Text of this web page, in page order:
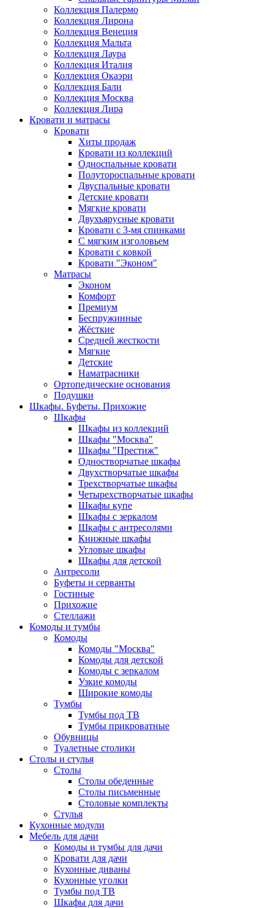
Коллекция Палермо
Коллекция Лирона
Коллекция Венеция
Коллекция Мальта
Коллекция Лаура
Коллекция Италия
Коллекция Окаэри
Коллекция Бали
Коллекция Москва
Коллекция Лира
Кровати и матрасы
Кровати
Хиты продаж
Кровати из коллекций
Односпальные кровати
Полутороспальные кровати
Двуспальные кровати
Детские кровати
Мягкие кровати
Двухъярусные кровати
Кровати с 3-мя спинками
С мягким изголовьем
Кровати с ковкой
Кровати "Эконом"
Матрасы
Эконом
Комфорт
Премиум
Беспружинные
Жёсткие
Средней жесткости
Мягкие
Детские
Наматрасники
Ортопедические основания
Подушки
Шкафы. Буфеты. Прихожие
Шкафы
Шкафы из коллекций
Шкафы "Москва"
Шкафы "Престиж"
Одностворчатые шкафы
Двухстворчатые шкафы
Трехстворчатые шкафы
Четырехстворчатые шкафы
Шкафы купе
Шкафы с зеркалом
Шкафы с антресолями
Книжные шкафы
Угловые шкафы
Шкафы для детской
Антресоли
Буфеты и серванты
Гостиные
Прихожие
Стеллажи
Комоды и тумбы
Комоды
Комоды "Москва"
Комоды для детской
Комоды с зеркалом
Узкие комоды
Широкие комоды
Тумбы
Тумбы под ТВ
Тумбы прикроватные
Обувницы
Туалетные столики
Столы и стулья
Столы
Столы обеденные
Столы письменные
Столовые комплекты
Стулья
Кухонные модули
Мебель для дачи
Комоды и тумбы для дачи
Кровати для дачи
Кухонные диваны
Кухонные уголки
Тумбы под ТВ
Шкафы для дачи